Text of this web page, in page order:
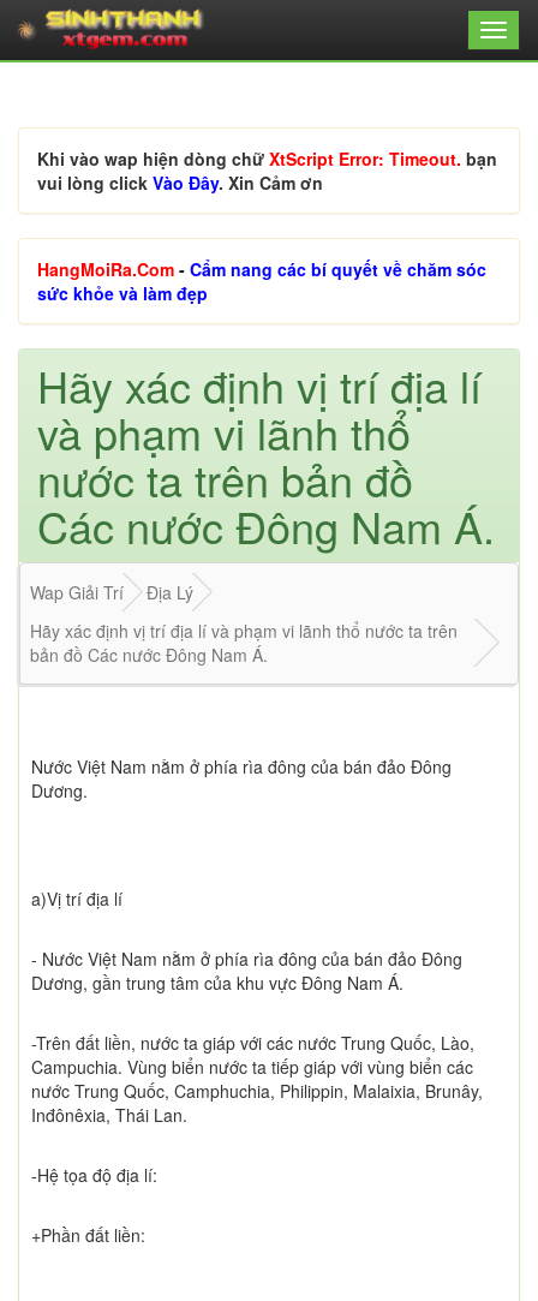
Khi vào wap hiện dòng chữ XtScript Error: Timeout. bạn
vui lòng click Vào Đây. Xin Cảm ơn
HangMoiRa.Com - Cẩm nang các bí quyết về chăm sóc
sức khỏe và làm đẹp
Hãy xác định vị trí địa lí
và phạm vi lãnh thổ
nước ta trên bản đồ
Các nước Đông Nam Á.
Wap Giải Trí
Địa Lý
Hãy xác định vị trí địa lí và phạm vi lãnh thổ nước ta trên
bản đồ Các nước Đông Nam Á.
Nước Việt Nam nằm ở phía rìa đông của bán đảo Đông
Dương.
a)Vị trí địa lí
- Nước Việt Nam nằm ở phía rìa đông của bán đảo Đông
Dương, gần trung tâm của khu vực Đông Nam Á.
-Trên đất liền, nước ta giáp với các nước Trung Quốc, Lào,
Campuchia. Vùng biển nước ta tiếp giáp với vùng biển các
nước Trung Quốc, Camphuchia, Philippin, Malaixia, Brunây,
Inđônêxia, Thái Lan.
-Hệ tọa độ địa lí:
+Phần đất liền: